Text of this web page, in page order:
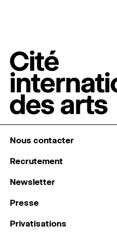
Nous contacter
Recrutement
Newsletter
Presse
Privatisations